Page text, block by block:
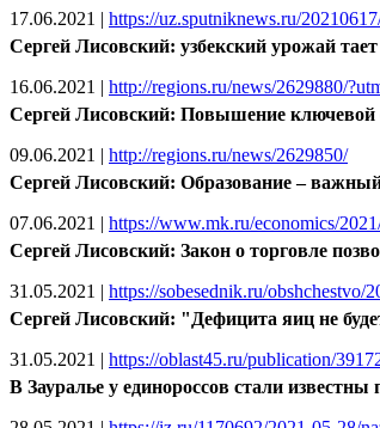
17.06.2021 | https://uz.sputniknews.ru/
Сергей Лисовский: узбекский урожай
16.06.2021 | http://regions.ru/news/2629880/
Сергей Лисовский: Повышение ключевой
09.06.2021 | http://regions.ru/news/2629850/
Сергей Лисовский: Образование –
07.06.2021 | https://www.mk.ru/economics/
Сергей Лисовский: Закон о торговле
31.05.2021 | https://sobesednik.ru/obshchestvo/
Сергей Лисовский: "Дефицита яиц не
31.05.2021 | https://oblast45.ru/publication/
В Зауралье у единороссов стали